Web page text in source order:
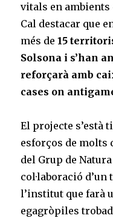
vitals en ambients
Cal destacar que
més de15
Solsona i s’han
reforçarà amb
cases on
El projecte s’està
esforços de
del Grup de
col·laboració
l’institut que farà
egagròpiles